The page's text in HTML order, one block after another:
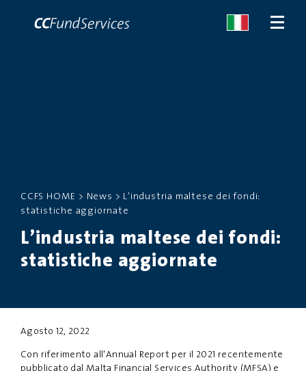
SERVIZI
NEWS
CCFS HOME > News > L’industria maltese dei fondi:
statistiche aggiornate
L’industria maltese dei fondi:
statistiche aggiornate
Agosto 12, 2022
Con riferimento all'Annual Report per il 2021 recentemente
pubblicato dal Malta Financial Services Authority (MFSA) e